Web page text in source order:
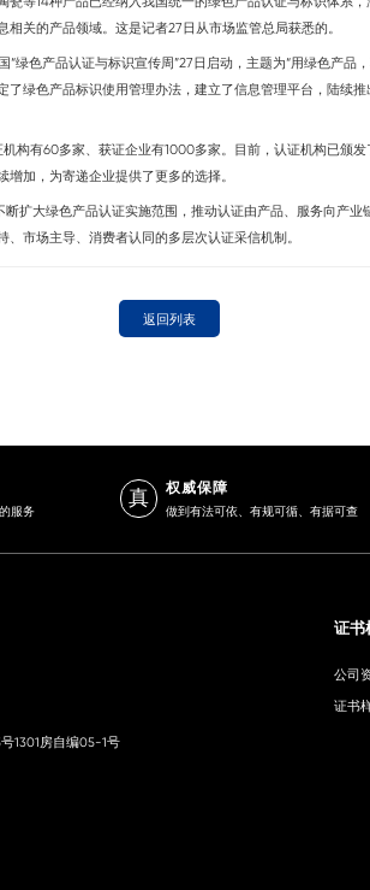
关的产品领域。这是记者27日从市场监管总局获悉的。
色产品认证与标识宣传周”27日启动，主题为“用绿色产品
了绿色产品标识使用管理办法，建立了信息管理平台，陆续
有60多家、获证企业有1000多家。目前，认证机构已颁发
加，为寄递企业提供了更多的选择。
扩大绿色产品认证实施范围，推动认证由产品、服务向产业
市场主导、消费者认同的多层次认证采信机制。
返回列表
服务
真 权威保障
做到有法可依、有规可循、有据可查
1301房自编05-1号
证书
公司
证书